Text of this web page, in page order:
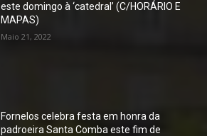
este domingo à ‘catedral’ (C/HORÁRIO E
MAPAS)
Maio 21, 2022
Fornelos celebra festa em honra da
padroeira Santa Comba este fim de